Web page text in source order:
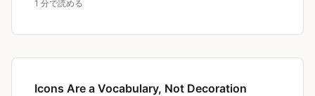
1 分で読める
Icons Are a Vocabulary, Not Decoration